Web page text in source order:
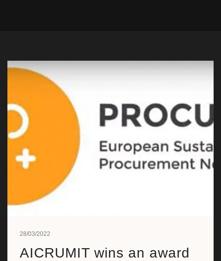
28/03/2022
AICRUMIT wins an award